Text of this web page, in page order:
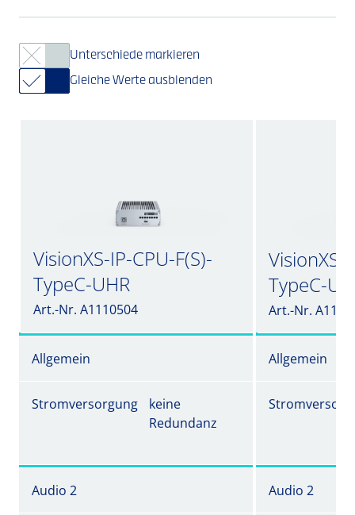
Unterschiede markieren
Gleiche Werte ausblenden
VisionXS-IP-CPU-F(S)-
TypeC-UHR
Art.-Nr. A1110504
VisionXS-
TypeC-
Art.-Nr.
Allgemein Allgemein
Stromversorgung
keine
Redundanz
Audio 2 Audio 2